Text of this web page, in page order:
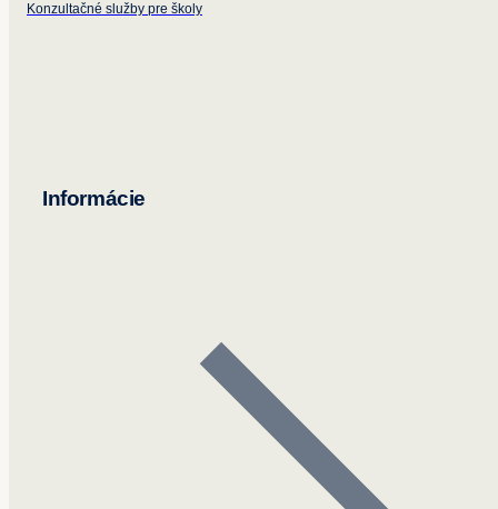
Konzultačné služby pre školy
Informácie